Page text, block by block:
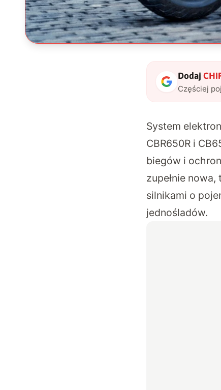
Dodaj
Częściej
System
CBR650R i
biegów i
zupełnie
silnikami o
jednośladów.